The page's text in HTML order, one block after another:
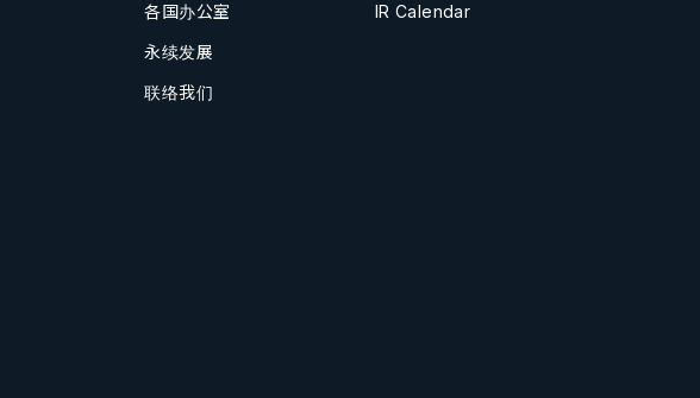
各国办公室
永续发展
联络我们
IR Calendar